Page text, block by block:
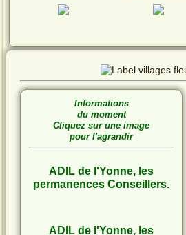
Informations
du moment
Cliquez sur une image
pour l'agrandir
ADIL de l'Yonne, les
permanences Conseillers.
ADIL de l'Yonne, les